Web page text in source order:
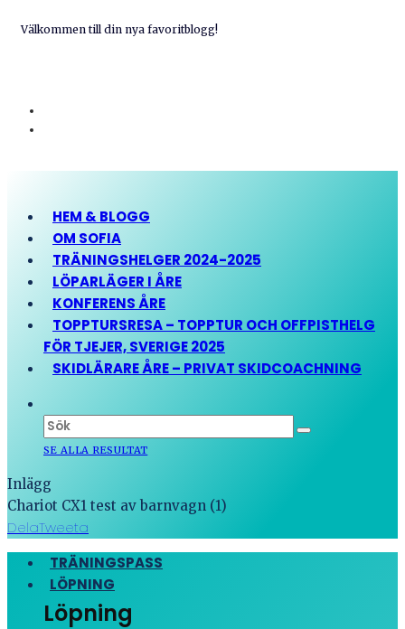
Välkommen till din nya favoritblogg!
HEM & BLOGG
OM SOFIA
TRÄNINGSHELGER 2024-2025
LÖPARLÄGER I ÅRE
KONFERENS ÅRE
TOPPTURSRESA – TOPPTUR OCH OFFPISTHELG
FÖR TJEJER, SVERIGE 2025
SKIDLÄRARE ÅRE – PRIVAT SKIDCOACHNING
SE ALLA RESULTAT
Inlägg
Chariot CX1 test av barnvagn (1)
DelaTweeta
TRÄNINGSPASS
LÖPNING
Löpning